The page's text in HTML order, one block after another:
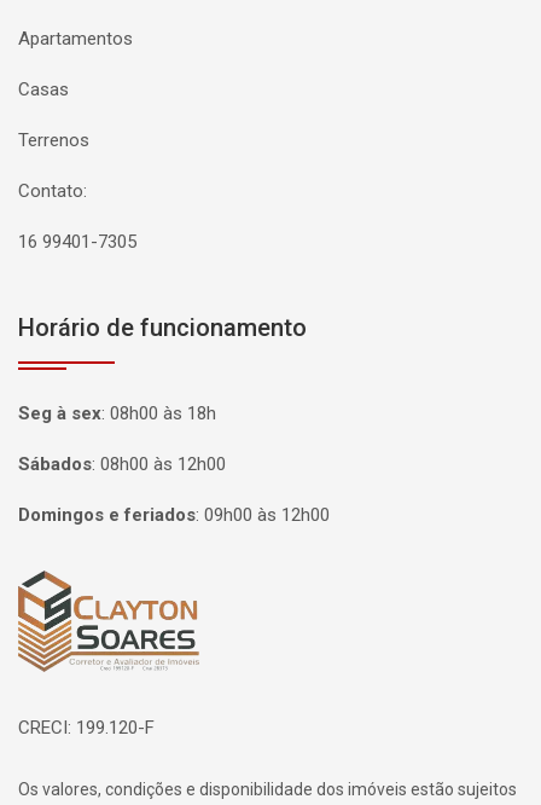
Apartamentos
Casas
Terrenos
Contato:
16 99401-7305
Horário de funcionamento
Seg à sex: 08h00 às 18h
Sábados: 08h00 às 12h00
Domingos e feriados: 09h00 às 12h00
Página inicial
CRECI: 199.120-F
Os valores, condições e disponibilidade dos imóveis estão sujeitos